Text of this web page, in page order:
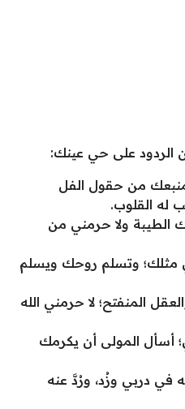
الردود على حي عينك:
من حقول الفل
له القلوب.
الطيبة ولا حرمني من
مثلك؛ وتسلم روحك ويسلم
المنفتح؛ لا حرمني الله
المولى أن يكرمك
في دربي وزُد، ورُدَّ عنه